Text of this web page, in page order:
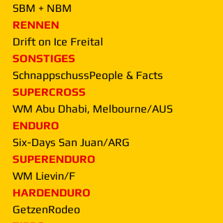
SBM + NBM
RENNEN
Drift on Ice Freital
SONSTIGES
SchnappschussPeople & Facts
SUPERCROSS
WM Abu Dhabi, Melbourne/AUS
ENDURO
Six-Days San Juan/ARG
SUPERENDURO
WM Lievin/F
HARDENDURO
GetzenRodeo